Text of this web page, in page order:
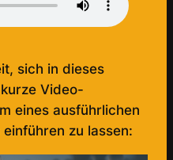
sich in dieses
Video-
eines ausführlichen
zu lassen: